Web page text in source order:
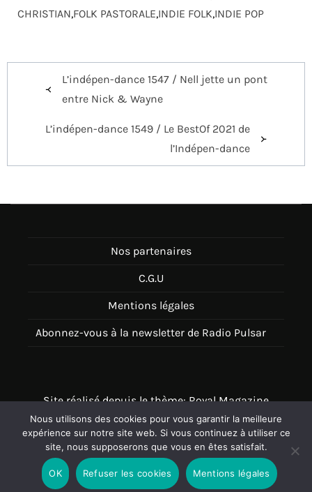
CHRISTIAN,FOLK PASTORALE,INDIE FOLK,INDIE POP
NavigationL’indépen-dance 1547 / Nell jette un pont
entre Nick & Wayne
L’indépen-dance 1549 / Le BestOf 2021 de
l’Indépen-dance
Nos partenaires
C.G.U
Mentions légales
Abonnez-vous à la newsletter de Radio Pulsar
Site réalisé depuis le thème: Royal Magazine
Thème disponible sur Wordpress
Nous utilisons des cookies pour vous garantir la meilleure
expérience sur notre site web. Si vous continuez à utiliser ce
site, nous supposerons que vous en êtes satisfait.
OK Refuser les cookies Mentions légales